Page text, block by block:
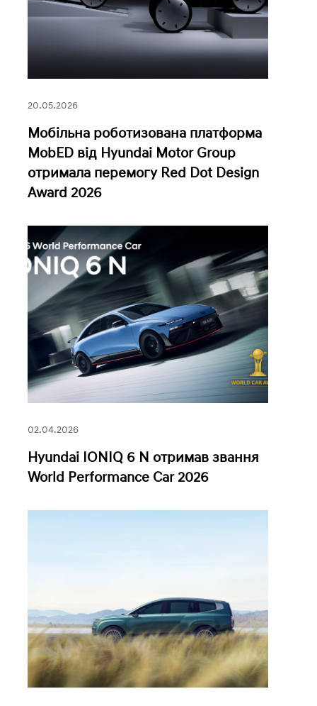
20.05.2026
Мобільна роботизована платформа
MobED від Hyundai Motor Group
отримала перемогу Red Dot Design
Award 2026
02.04.2026
Hyundai IONIQ 6 N отримав звання
World Performance Car 2026